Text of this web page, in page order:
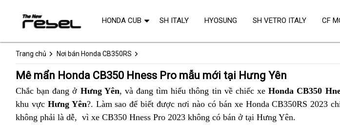
Trang chủ Nơi bán Honda CB350RS
Mê mẩn Honda CB350 Hness Pro mẫu mới tại Hưng Yên
Chắc bạn đang ở Hưng Yên, shop
và đang tìm hiểu thông tindễ
chạy
thế
về chiếc xeHonda CB350
khu vực Hưng Yên?. Làm sao để biết được nơi
bán
nơi nàothiết
kế
có bán xe Honda CB350RS 2023
không phải là dễ, hàng
vì xe CB350 Hness Pro 2023 không có bán ở tại Hưng Yênxưởng
.
HONDA CUB SH ITALY HYOSUNG SH VETRO ITALY CF